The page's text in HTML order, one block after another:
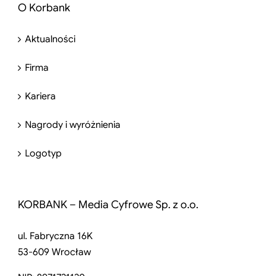
O Korbank
Aktualności
Firma
Kariera
Nagrody i wyróżnienia
Logotyp
KORBANK – Media Cyfrowe Sp. z o.o.
ul. Fabryczna 16K
53-609 Wrocław